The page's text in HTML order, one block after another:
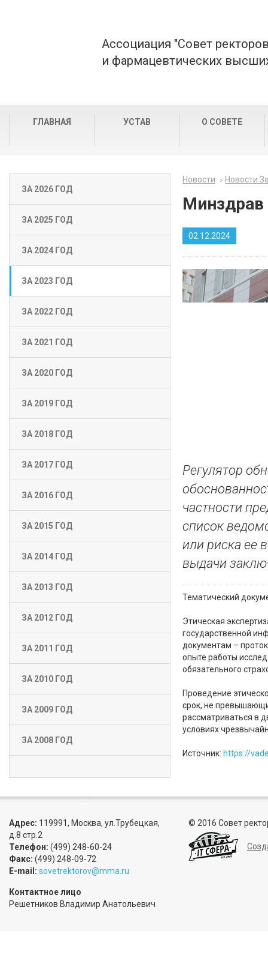
Ассоциация "Совет
и фармацевтических
ГЛАВНАЯ УСТАВ О СОВЕТЕ
ЗА 2026 ГОД
ЗА 2025 ГОД
ЗА 2024 ГОД
ЗА 2023 ГОД
ЗА 2022 ГОД
ЗА 2021 ГОД
ЗА 2020 ГОД
ЗА 2019 ГОД
ЗА 2018 ГОД
ЗА 2017 ГОД
ЗА 2016 ГОД
ЗА 2015 ГОД
ЗА 2014 ГОД
ЗА 2013 ГОД
ЗА 2012 ГОД
ЗА 2011 ГОД
ЗА 2010 ГОД
ЗА 2009 ГОД
ЗА 2008 ГОД
Новости Новости
Минздрав
02.12.2024
Регулятор
частности
список
или риска ее
выдачи
Тематический
Этическая
государственной
документам –
опыте работы
обязательного
Проведение
срок, не
рассматриваться в
условиях
Источник: https://
Адрес: 119991, Москва, ул.Трубецкая,
д.8 стр.2
Телефон: (499) 248-60-24
Факс: (499) 248-09-72
E-mail: sovetrektorov@mma.ru
Контактное лицо
Решетников Владимир Анатольевич
© 2016 Совет